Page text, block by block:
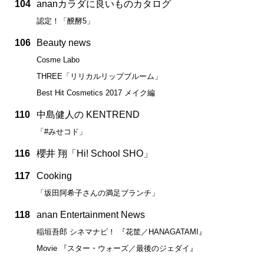
104 ananカラダに良いものカタログ
認定！「醗酵5」
106 Beauty news
Cosme Labo
THREE「リリカルリップブルーム」
Best Hit Cosmetics 2017 メイク編
110 中島健人の KENTREND
「#みせコド」
116 櫻井 翔「Hi! School SHO」
117 Cooking
「坂田阿希子さんの満足ブランチ」
118 anan Entertainment News
稲垣吾郎 シネマナビ！ 『花筐／HANAGATAMI』
Movie 『スター・ウォーズ／最後のジェダイ』